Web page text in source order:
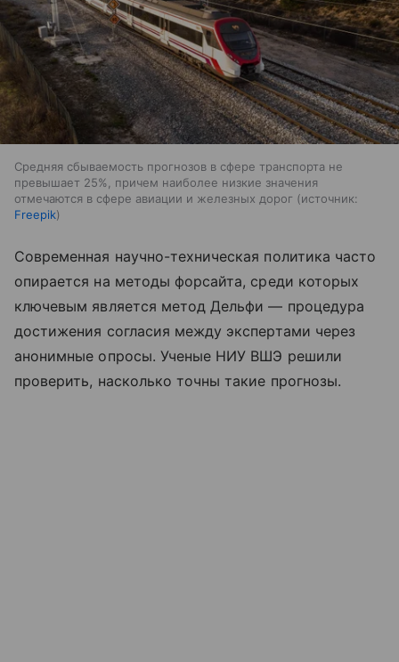
Средняя сбываемость прогнозов в сфере транспорта не
превышает 25%, причем наиболее низкие значения
отмечаются в сфере авиации и железных дорог
источник:
Freepik
Современная научно-техническая политика часто
опирается на методы форсайта, среди которых
ключевым является метод Дельфи — процедура
достижения согласия между экспертами через
анонимные опросы. Ученые НИУ ВШЭ решили
проверить, насколько точны такие прогнозы.